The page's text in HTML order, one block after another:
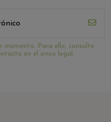
momento. Para ello, consulte
en el aviso legal.